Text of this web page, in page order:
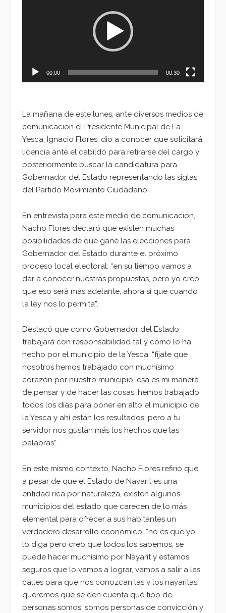
00:00 00:30
La mañana de este lunes, ante diversos medios de
comunicación el Presidente Municipal de La
Yesca, Ignacio Flores, dio a conocer que solicitará
licencia ante el cabildo para retirarse del cargo y
posteriormente buscar la candidatura para
Gobernador del Estado representando las siglas
del Partido Movimiento Ciudadano.
En entrevista para este medio de comunicación,
Nacho Flores declaró que existen muchas
posibilidades de que gané las elecciones para
Gobernador del Estado durante el próximo
proceso local electoral: “en su tiempo vamos a
dar a conocer nuestras propuestas, pero yo creo
que eso será más adelante, ahora sí que cuando
la ley nos lo permita”.
Destacó que como Gobernador del Estado
trabajará con responsabilidad tal y como lo ha
hecho por el municipio de la Yesca: “fíjate que
nosotros hemos trabajado con muchísimo
corazón por nuestro municipio, esa es mi manera
de pensar y de hacer las cosas, hemos trabajado
todos los días para poner en alto el municipio de
la Yesca y ahí están los resultados, pero a tu
servidor nos gustan más los hechos que las
palabras”.
En este mismo contexto, Nacho Flores refirió que
a pesar de que el Estado de Nayarit es una
entidad rica por naturaleza, existen algunos
municipios del estado que carecen de lo más
elemental para ofrecer a sus habitantes un
verdadero desarrollo económico: “no es que yo
lo diga pero creo que todos los sabemos, se
puede hacer muchísimo por Nayarit y estamos
seguros que lo vamos a lograr, vamos a salir a las
calles para que nos conozcan las y los nayaritas,
queremos que se den cuenta qué tipo de
personas somos, somos personas de convicción y